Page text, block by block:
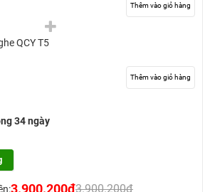
Thêm vào giỏ hàng
QCY T5
Thêm vào giỏ hàng
34 ngày
3.900.200đ3.900.200đ